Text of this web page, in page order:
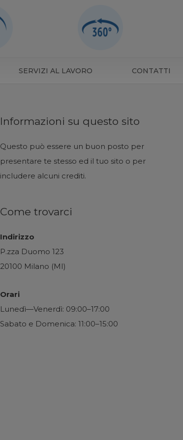
SERVIZI AL LAVORO CONTATTI
Informazioni su questo sito
Questo può essere un buon posto per
presentare te stesso ed il tuo sito o per
includere alcuni crediti.
Come trovarci
Indirizzo
P.zza Duomo 123
20100 Milano (MI)
Orari
Lunedì—Venerdì: 09:00–17:00
Sabato e Domenica: 11:00–15:00